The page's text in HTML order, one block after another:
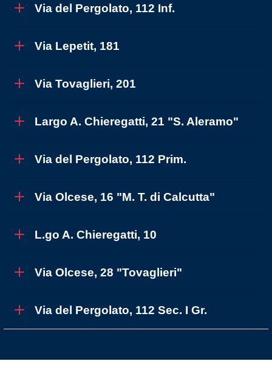
Via del Pergolato, 112 Inf.
Via Lepetit, 181
Via Tovaglieri, 201
Largo A. Chieregatti, 21 "S. Aleramo"
Via del Pergolato, 112 Prim.
Via Olcese, 16 "M. T. di Calcutta"
L.go A. Chieregatti, 10
Via Olcese, 28 "Tovaglieri"
Via del Pergolato, 112 Sec. I Gr.